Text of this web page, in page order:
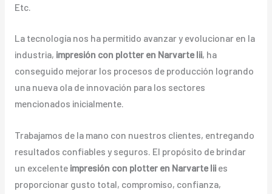
Etc.
La tecnología nos ha permitido avanzar y evolucionar en la
industria, impresión con plotter en Narvarte Iii, ha
conseguido mejorar los procesos de producción logrando
una nueva ola de innovación para los sectores
mencionados inicialmente.
Trabajamos de la mano con nuestros clientes, entregando
resultados confiables y seguros. El propósito de brindar
un excelente impresión con plotter en Narvarte Iiies
proporcionar gusto total, compromiso, confianza,